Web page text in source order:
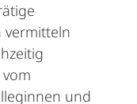
vermitteln
und